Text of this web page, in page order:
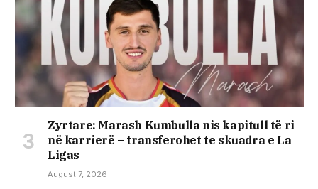
Zyrtare: Marash Kumbulla nis kapitull të ri
në karrierë – transferohet te skuadra e La
Ligas
August 7, 2026